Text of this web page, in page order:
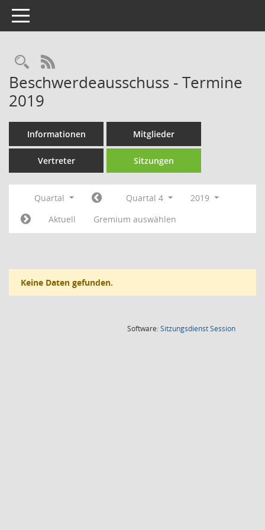
Toggle navigation
Rechercheauswahl
RSS-Feed
Beschwerdeausschuss - Termine
2019
Informationen Mitglieder
Vertreter Sitzungen
Quartal Quartal 4
2019
Aktuell
Gremium auswählen
Keine Daten gefunden.
Software:SitzungsdienstSession(Wird in